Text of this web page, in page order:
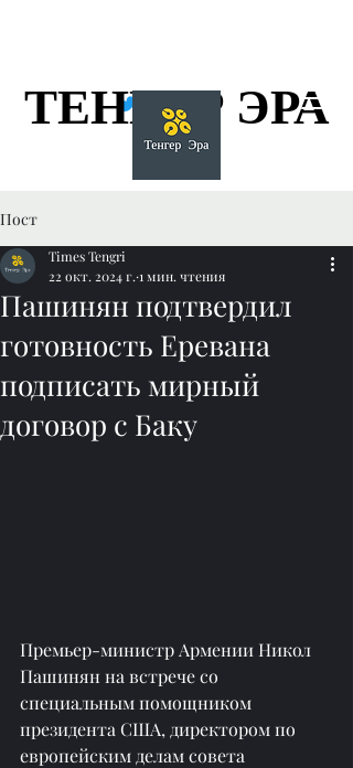
ТЕНГЕР ЭРА
ТЕНГЕР ЭРА
Пост
Пашинян подтвердил
готовность Еревана
подписать мирный
договор с Баку
Times Tengri
22 окт. 2024 г. 1 мин. чтения
Премьер-министр Армении Никол
Пашинян на встрече со
специальным помощником
президента США, директором по
европейским делам совета